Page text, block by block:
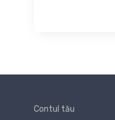
Contul tău